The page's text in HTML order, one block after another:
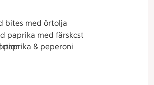
bites med örtolja
paprika med färskost
paprika & peperoni
i balsamico med chili